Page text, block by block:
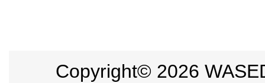
Copyright© 2026